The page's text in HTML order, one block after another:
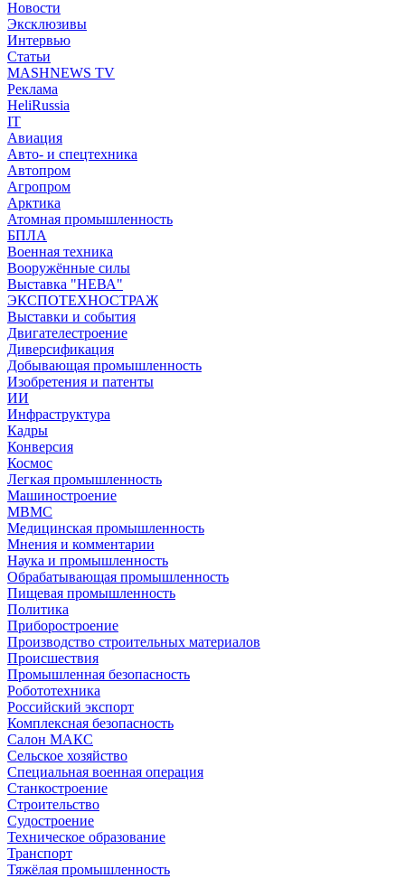
Новости
Эксклюзивы
Интервью
Статьи
MASHNEWS TV
Реклама
HeliRussia
IT
Авиация
Авто- и спецтехника
Автопром
Агропром
Арктика
Атомная промышленность
БПЛА
Военная техника
Вооружённые силы
Выставка "НЕВА"
ЭКСПОТЕХНОСТРАЖ
Выставки и события
Двигателестроение
Диверсификация
Добывающая промышленность
Изобретения и патенты
ИИ
Инфраструктура
Кадры
Конверсия
Космос
Легкая промышленность
Машиностроение
МВМС
Медицинская промышленность
Мнения и комментарии
Наука и промышленность
Обрабатывающая промышленность
Пищевая промышленность
Политика
Приборостроение
Производство строительных материалов
Происшествия
Промышленная безопасность
Робототехника
Российский экспорт
Комплексная безопасность
Салон МАКС
Сельское хозяйство
Специальная военная операция
Станкостроение
Строительство
Судостроение
Техническое образование
Транспорт
Тяжёлая промышленность